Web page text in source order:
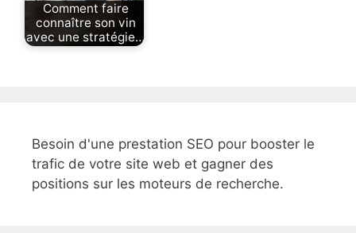
Comment faire
connaître son vin
avec une stratégie…
Besoin d'une prestation SEO pour booster le
trafic de votre site web et gagner des
positions sur les moteurs de recherche.